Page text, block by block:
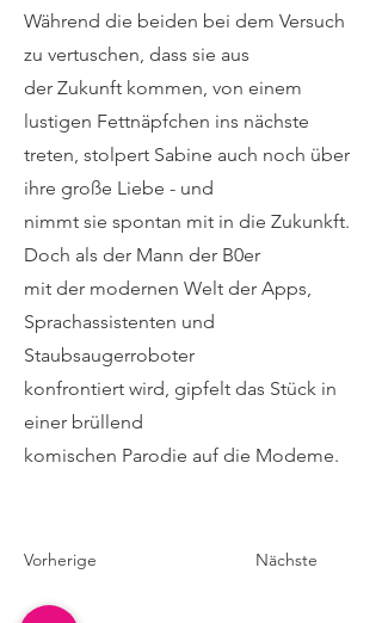
Während die beiden bei dem Versuch
zu vertuschen, dass sie aus
der Zukunft kommen, von einem
lustigen Fettnäpfchen ins nächste
treten, stolpert Sabine auch noch über
ihre große Liebe - und
nimmt sie spontan mit in die Zukunkft.
Doch als der Mann der B0er
mit der modernen Welt der Apps,
Sprachassistenten und
Staubsaugerroboter
konfrontiert wird, gipfelt das Stück in
einer brüllend
komischen Parodie auf die Modeme.
Vorherige Nächste